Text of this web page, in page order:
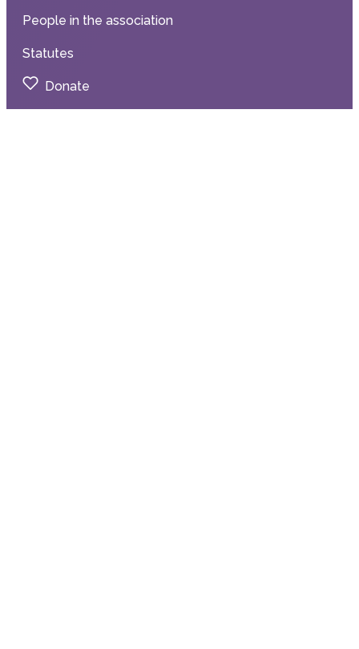
People in the association
Statutes
Donate